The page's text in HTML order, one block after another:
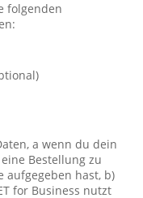
folgenden
a wenn du dein
Bestellung zu
aufgegeben hast, b)
for Business nutzt